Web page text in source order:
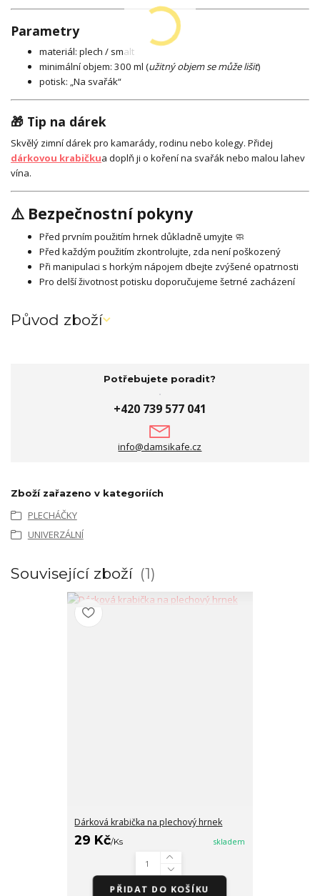
Parametry
materiál: plech / smalt
minimální objem: 300 ml (užitný objem se může lišit)
potisk: „Na svařák“
🎁 Tip na dárek
Skvělý zimní dárek pro kamarády, rodinu nebo kolegy. Přidej
dárkovou krabičkua doplň ji o koření na svařák nebo malou lahev
vína.
⚠️ Bezpečnostní pokyny
Před prvním použitím hrnek důkladně umyjte 🧼
Před každým použitím zkontrolujte, zda není poškozený
Při manipulaci s horkým nápojem dbejte zvýšené opatrnosti
Pro delší životnost potisku doporučujeme šetrné zacházení
Původ zboží
Potřebujete poradit?
+420 739 577 041
info@damsikafe.cz
Zboží zařazeno v kategoriích
PLECHÁČKY
UNIVERZÁLNÍ
Související zboží 1
Dárková krabička na plechový hrnek
29 Kč/Ks skladem
PŘIDAT DO KOŠÍKU